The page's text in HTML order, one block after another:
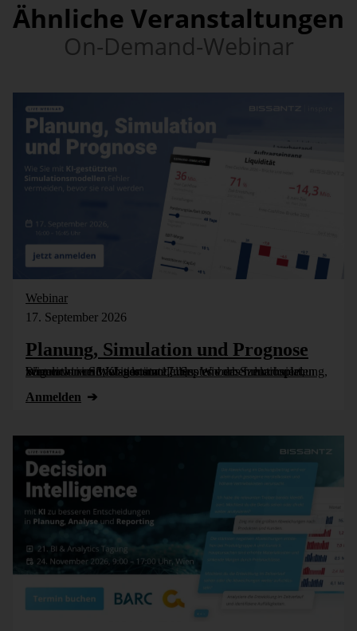
Ähnliche Veranstaltungen
On-Demand-Webinar
Webinar
17. September 2026
Planung, Simulation und Prognose
Wer nicht weiß, was kommt, muss es vorher durchspielen können – in Simulationsmodellen. Wie das funktioniert, zeigen wir im Webinar am 17. September: Szenarioplanung, Simulation und KI-gestützte [...]
Anmelden